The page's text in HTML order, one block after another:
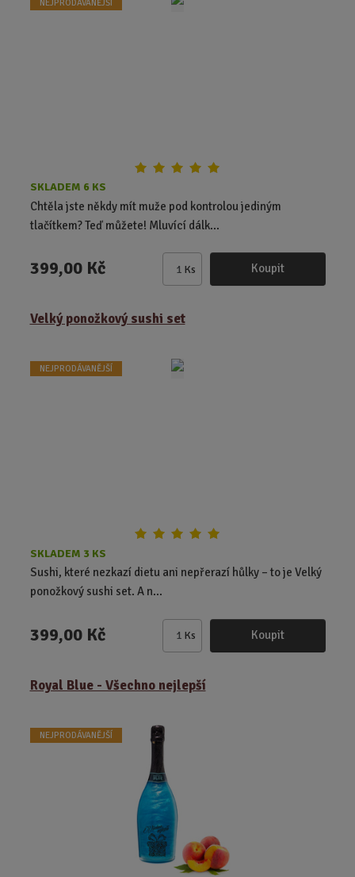
p
SKLADEM 6 KS
Chtěla jste někdy mít muže pod kontrolou jediným
tlačítkem? Teď můžete! Mluvící dálk...
399,00 Kč
Z
ě
t
Ks Koupit
Velký ponožkový sushi set
NEJPRODÁVANĚJŠÍ
SKLADEM 3 KS
Sushi, které nezkazí dietu ani nepřerazí hůlky – to je Velký
ponožkový sushi set. A n...
399,00 Kč
Z
n
Ks Koupit
Royal Blue - Všechno nejlepší
NEJPRODÁVANĚJŠÍ